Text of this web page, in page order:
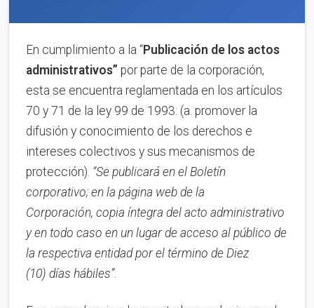
En cumplimiento a la “Publicación de los actos
administrativos” por parte de la corporación,
esta se encuentra reglamentada en los artículos
70 y 71 de la ley 99 de 1993: (a. promover la
difusión y conocimiento de los derechos e
intereses colectivos y sus mecanismos de
protección). “Se publicará en el Boletín
corporativo; en la página web de la
Corporación, copia íntegra del acto administrativo
y en todo caso en un lugar de acceso al público de
la respectiva entidad por el término de Diez
(10) días hábiles”.